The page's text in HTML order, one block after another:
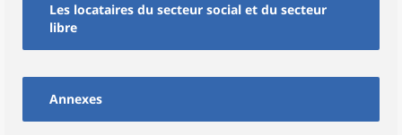
Les locataires du secteur social et du secteur
libre
Annexes